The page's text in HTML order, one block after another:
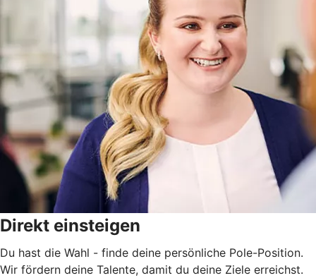
Direkt einsteigen
Du hast die Wahl - finde deine persönliche Pole-Position.
Wir fördern deine Talente, damit du deine Ziele erreichst.